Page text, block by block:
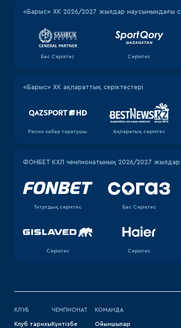
«‎Барыс»‎ ХК 2026/2027 жылдар маусымындағы
Бас Серіктес Серіктес
«Барыс» ХК ақпараттық серіктестері
Ресми хабар таратушы Ақпаратық серiктес
ФОНБЕТ КХЛ чемпионатының 2026/2027 жылдар
Титулдық серіктес Бас Серіктес
Серіктес Серіктес
КЛУБ
Клуб тарихы
ЧЕМПИОНАТ
Күнтізбе
КОМАНДА
Ойыншылар